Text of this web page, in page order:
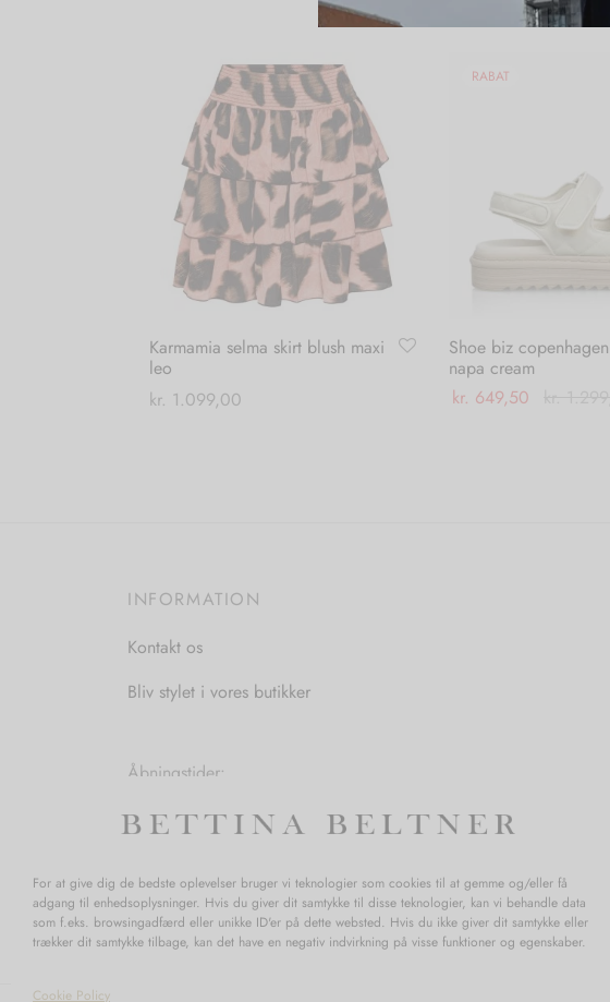
For at give dig de bedste oplevelser bruger vi teknologier som cookies til at gemme og/eller få
adgang til enhedsoplysninger. Hvis du giver dit samtykke til disse teknologier, kan vi behandle data
som f.eks. browsingadfærd eller unikke ID'er på dette websted. Hvis du ikke giver dit samtykke eller
trækker dit samtykke tilbage, kan det have en negativ indvirkning på visse funktioner og egenskaber.
Cookie Policy
Karmamia selma skirt blush maxi
leo
kr. 1.099,00
RABAT
Shoe biz
napa cream
kr. 649,50
INFORMATION
Kontakt os
Bliv stylet i vores butikker
Åbningstider:
Lørdag: 11.00-15.00